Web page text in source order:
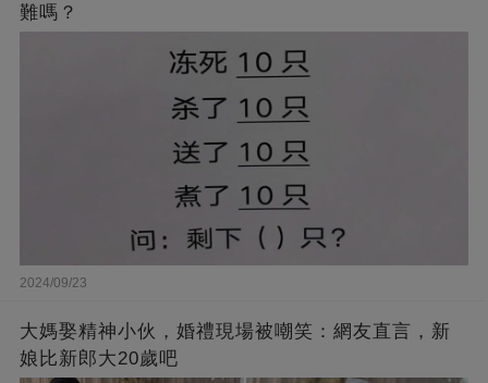
難嗎？
2024/09/23
大媽娶精神小伙，婚禮現場被嘲笑：網友直言，新
娘比新郎大20歲吧